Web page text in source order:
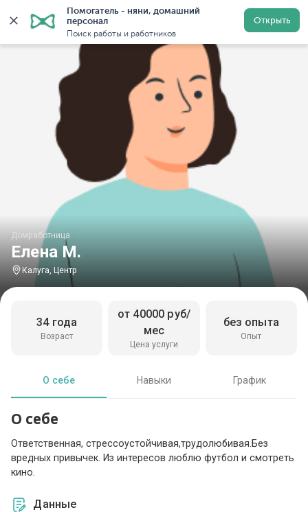
Помогатель - няни, домашний
персонал
Поиск работы и работников
Открыть
Главная Домработницы Домработницы в Калуге
Елена М.
Домработница
Калуга, Центр
Возраст
34 года
Цена услуги
от 40000 руб/
мес
Опыт
без опыта
О себе Навыки График
О себе
Ответственная, стрессоустойчивая,трудолюбивая.Без
вредных привычек. Из интересов люблю футбол и смотреть
кино.
Данные